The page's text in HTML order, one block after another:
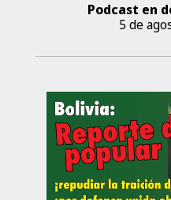
Podcast en
5 de